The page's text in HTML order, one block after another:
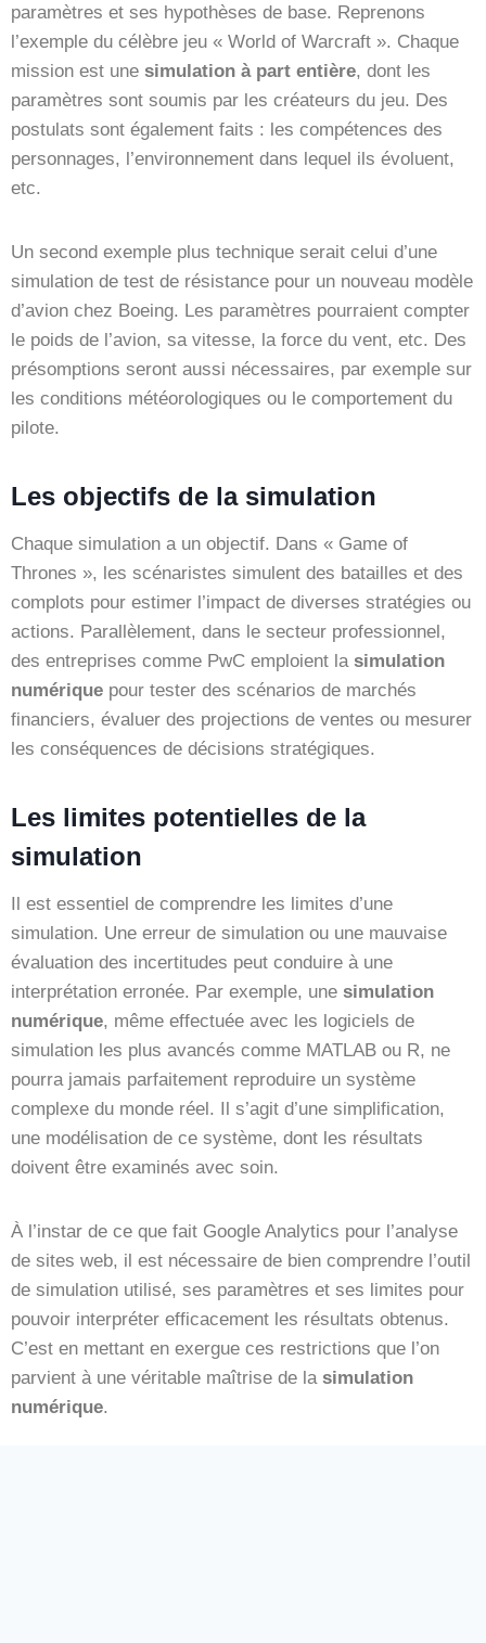
paramètres et ses hypothèses de base. Reprenons
l’exemple du célèbre jeu « World of Warcraft ». Chaque
mission est une simulation à part entière, dont les
paramètres sont soumis par les créateurs du jeu. Des
postulats sont également faits : les compétences des
personnages, l’environnement dans lequel ils évoluent,
etc.
Un second exemple plus technique serait celui d’une
simulation de test de résistance pour un nouveau modèle
d’avion chez Boeing. Les paramètres pourraient compter
le poids de l’avion, sa vitesse, la force du vent, etc. Des
présomptions seront aussi nécessaires, par exemple sur
les conditions météorologiques ou le comportement du
pilote.
Les objectifs de la simulation
Chaque simulation a un objectif. Dans « Game of
Thrones », les scénaristes simulent des batailles et des
complots pour estimer l’impact de diverses stratégies ou
actions. Parallèlement, dans le secteur professionnel,
des entreprises comme PwC emploient la simulation
numérique pour tester des scénarios de marchés
financiers, évaluer des projections de ventes ou mesurer
les conséquences de décisions stratégiques.
Les limites potentielles de la
simulation
Il est essentiel de comprendre les limites d’une
simulation. Une erreur de simulation ou une mauvaise
évaluation des incertitudes peut conduire à une
interprétation erronée. Par exemple, une simulation
numérique, même effectuée avec les logiciels de
simulation les plus avancés comme MATLAB ou R, ne
pourra jamais parfaitement reproduire un système
complexe du monde réel. Il s’agit d’une simplification,
une modélisation de ce système, dont les résultats
doivent être examinés avec soin.
À l’instar de ce que fait Google Analytics pour l’analyse
de sites web, il est nécessaire de bien comprendre l’outil
de simulation utilisé, ses paramètres et ses limites pour
pouvoir interpréter efficacement les résultats obtenus.
C’est en mettant en exergue ces restrictions que l’on
parvient à une véritable maîtrise de la simulation
numérique.